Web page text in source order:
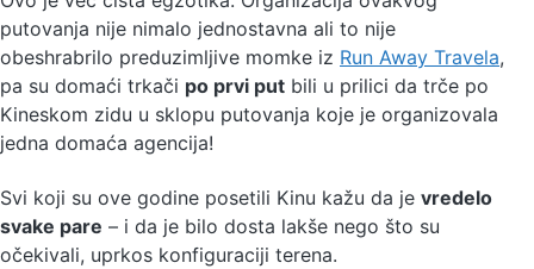
putovanja nije nimalo jednostavna ali to nije
obeshrabrilo preduzimljive momke iz Run Away Travela,
pa su domaći trkači po prvi put bili u prilici da trče po
Kineskom zidu u sklopu putovanja koje je organizovala
jedna domaća agencija!
Svi koji su ove godine posetili Kinu kažu da je vredelo
svake pare – i da je bilo dosta lakše nego što su
očekivali, uprkos konfiguraciji terena.